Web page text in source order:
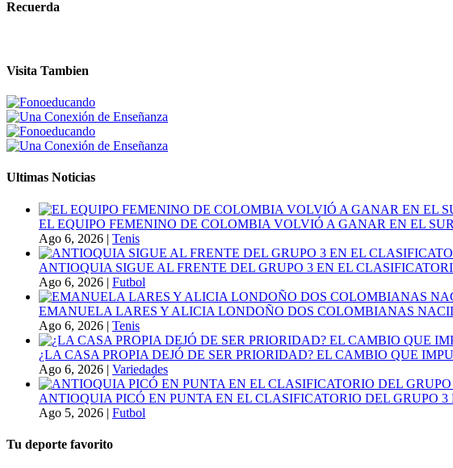
Recuerda
Visita Tambien
Ultimas Noticias
EL EQUIPO FEMENINO DE COLOMBIA VOLVIÓ A GANAR EN EL
Ago 6, 2026 | Tenis
ANTIOQUIA SIGUE AL FRENTE DEL GRUPO 3 EN EL
Ago 6, 2026 | Futbol
EMANUELA LARES Y ALICIA LONDOÑO DOS COLOMBIANAS
Ago 6, 2026 | Tenis
¿LA CASA PROPIA DEJÓ DE SER PRIORIDAD? EL CAMBIO QUE
Ago 6, 2026 | Variedades
ANTIOQUIA PICÓ EN PUNTA EN EL CLASIFICATORIO DEL GRUPO
Ago 5, 2026 | Futbol
Tu deporte favorito